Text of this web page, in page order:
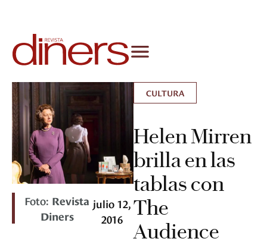
Foto: Revista
Diners
julio 12,
2016
CULTURA
Helen Mirren
brilla en las
tablas con
The
Audience